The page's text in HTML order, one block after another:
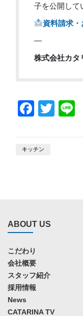
子を公開して
資料請求
—
株式会社カタ
キッチン
ABOUT US
こだわり
会社概要
スタッフ紹介
採用情報
News
CATARINA TV